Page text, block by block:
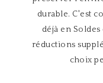
durable. C'est
déjà en Soldes
réductions
choix